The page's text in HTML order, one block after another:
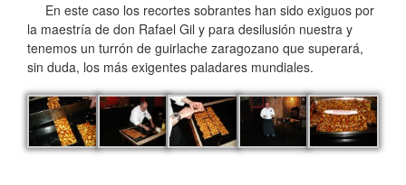
En este caso los recortes sobrantes han sido exiguos por
la maestría de don Rafael Gil y para desilusión nuestra y
tenemos un turrón de guirlache zaragozano que superará,
sin duda, los más exigentes paladares mundiales.